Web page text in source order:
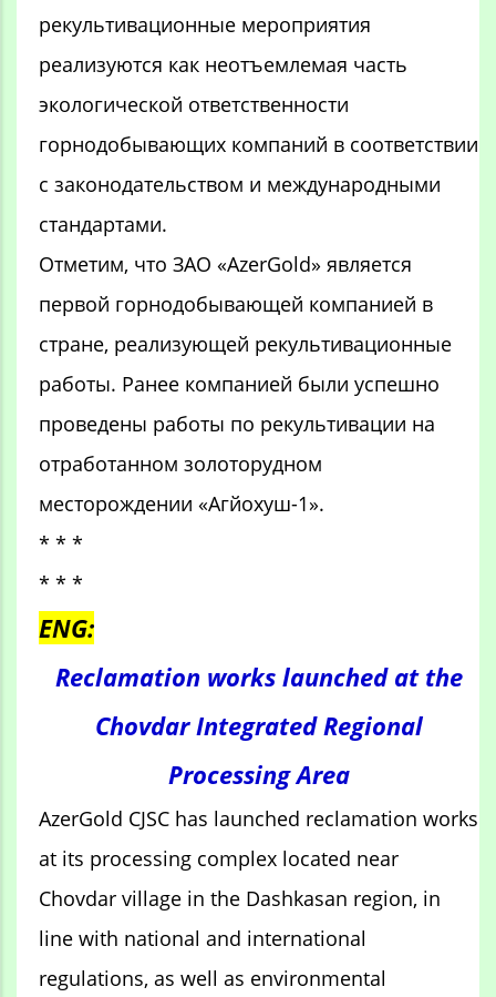
рекультивационные мероприятия
реализуются как неотъемлемая часть
экологической ответственности
горнодобывающих компаний в соответствии
с законодательством и международными
стандартами.
Отметим, что ЗАО «AzerGold» является
первой горнодобывающей компанией в
стране, реализующей рекультивационные
работы. Ранее компанией были успешно
проведены работы по рекультивации на
отработанном золоторудном
месторождении «Агйохуш-1».
* * *
* * *
ENG:
Reclamation works launched at the
Chovdar Integrated Regional
Processing Area
AzerGold CJSC has launched reclamation works
at its processing complex located near
Chovdar village in the Dashkasan region, in
line with national and international
regulations, as well as environmental